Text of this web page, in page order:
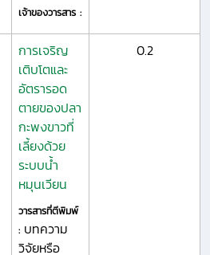
เจ้าของวารสาร :
การเจริญ
เติบโตและ
อัตรารอด
ตายของปลา
กะพงขาวที่
เลี้ยงด้วย
ระบบน้ำ
หมุนเวียน
วารสารที่ตีพิมพ์
: บทความ
วิจัยหรือ
0.2